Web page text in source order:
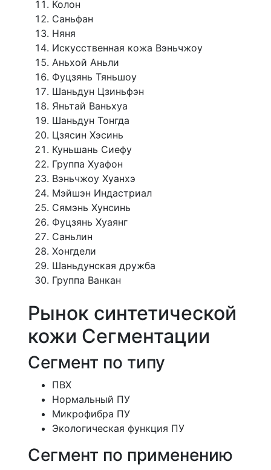
Колон
Саньфан
Няня
Искусственная кожа Вэньчжоу
Аньхой Аньли
Фуцзянь Тяньшоу
Шаньдун Цзиньфэн
Яньтай Ваньхуа
Шаньдун Тонгда
Цзясин Хэсинь
Куньшань Сиефу
Группа Хуафон
Вэньчжоу Хуанхэ
Мэйшэн Индастриал
Сямэнь Хунсинь
Фуцзянь Хуаянг
Саньлин
Хонгдели
Шаньдунская дружба
Группа Ванкан
Рынок синтетической
кожи Сегментации
Сегмент по типу
ПВХ
Нормальный ПУ
Микрофибра ПУ
Экологическая функция ПУ
Сегмент по применению